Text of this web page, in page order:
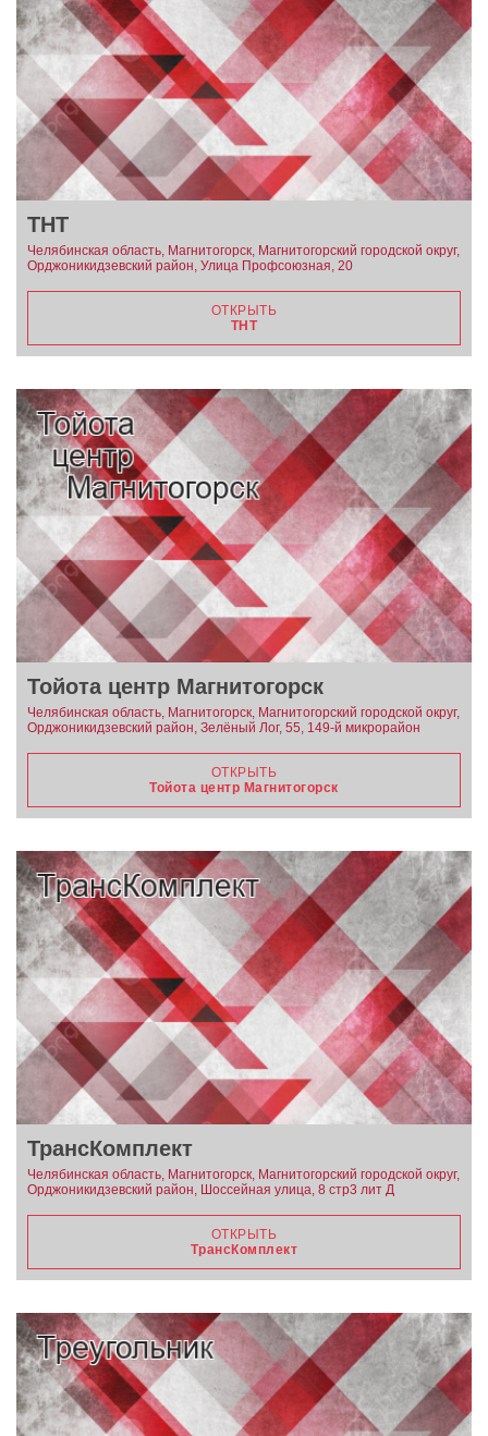
ТНТ
Челябинская область, Магнитогорск, Магнитогорский городской округ,
Орджоникидзевский район, Улица Профсоюзная, 20
ОТКРЫТЬ
ТНТ
Тойота центр Магнитогорск
Челябинская область, Магнитогорск, Магнитогорский городской округ,
Орджоникидзевский район, Зелёный Лог, 55, 149-й микрорайон
ОТКРЫТЬ
Тойота центр Магнитогорск
ТрансКомплект
Челябинская область, Магнитогорск, Магнитогорский городской округ,
Орджоникидзевский район, Шоссейная улица, 8 стр3 лит Д
ОТКРЫТЬ
ТрансКомплект